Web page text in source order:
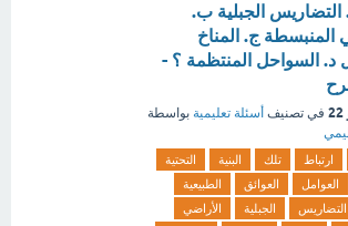
التضاريس الجبلية ب.
المنبسطة ج. المناخ
د. السواحل المنتظمة ؟ -
في تصنيف أسئلة تعليمية بواسطة
ارتباط تلك البنية
التحتية
العوامل العوائق
الطبيعية
التضاريس الجبلية
الأراضي